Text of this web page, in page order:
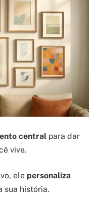
central para dar
vive.
ele personaliza
sua história.